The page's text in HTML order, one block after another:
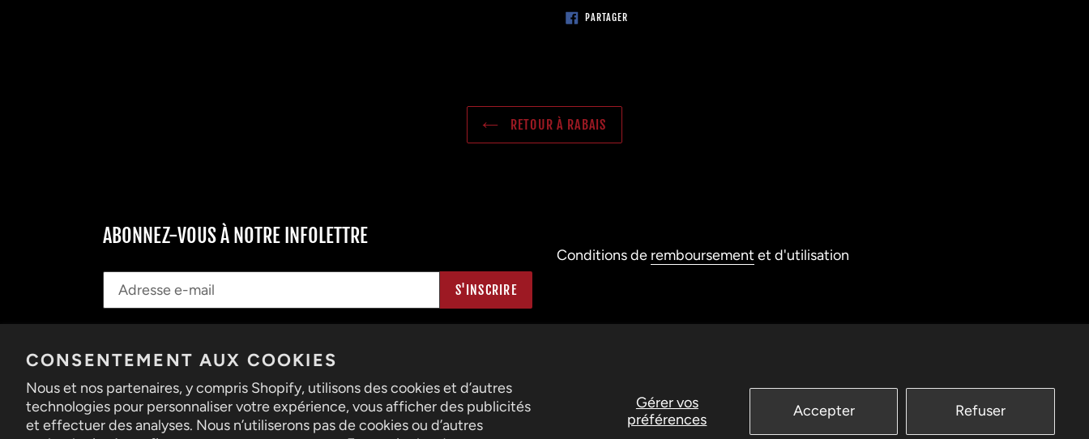
CONSENTEMENT AUX COOKIES
Nous et nos partenaires, y compris Shopify, utilisons des cookies et d’autres
technologies pour personnaliser votre expérience, vous afficher des publicités
et effectuer des analyses. Nous n’utiliserons pas de cookies ou d’autres
Gérer vos
préférences
Accepter Refuser
PARTAGERPARTAGER
SUR
RETOUR À RABAIS
ABONNEZ-VOUS À NOTRE INFOLETTRE
S'INSCRIRE
Conditions de remboursement et d'utilisation
Facebook